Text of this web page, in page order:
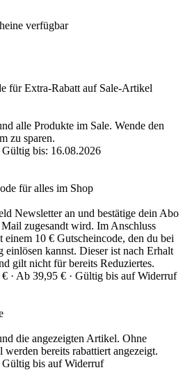
verfügbar
für Extra-Rabatt auf Sale-Artikel
alle Produkte im Sale. Wende den
zu sparen.
Gültig bis: 16.08.2026
für alles im Shop
Newsletter an und bestätige dein Abo
zugesandt wird. Im Anschluss
10 € Gutscheincode, den du bei
einlösen kannst. Dieser ist nach Erhalt
gilt nicht für bereits Reduziertes.
· Ab 39,95 € · Gültig bis auf Widerruf
die angezeigten Artikel. Ohne
bereits rabattiert angezeigt.
Gültig bis auf Widerruf